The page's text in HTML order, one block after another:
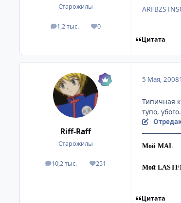
Старожилы
1,2 тыс.
посты 0
Репутация
Цитата
Riff-Raff
Старожилы
10,2 тыс.
посты 251
Репутация
5 Мая, 2008
Типичная
тупо, убого.
Мой MAL
Мой
Цитата